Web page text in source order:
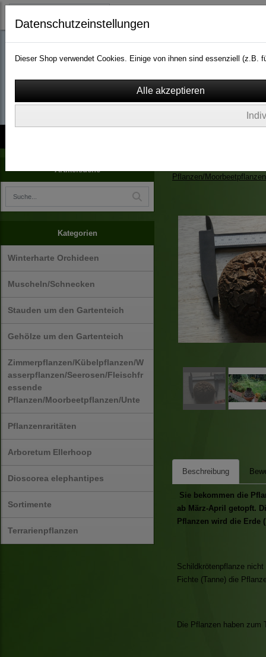
wassergarten-
Artikelsuche
Kategorien
Winterharte Orchideen
Muscheln/Schnecken
Stauden um den Gartenteich
Gehölze um den Gartenteich
Zimmerpflanzen/Kübelpflanzen/W
asserpflanzen/Seerosen/Fleischfr
essende
Pflanzen/Moorbeetpflanzen/Unte
Pflanzenraritäten
Arboretum Ellerhoop
Dioscorea elephantipes
Sortimente
Terrarienpflanzen
Pflanzen/
Beschreibung
Sie bekommen die
ab März-April getopft.
Pflanzen wird die Erde
Schildkrötenpflanze
Fichte (Tanne) die
Die Pflanzen haben zum
Datenschutzeinstellungen
Dieser Shop verwendet Cookies. Einige von ihnen sind essenziell (z.B.